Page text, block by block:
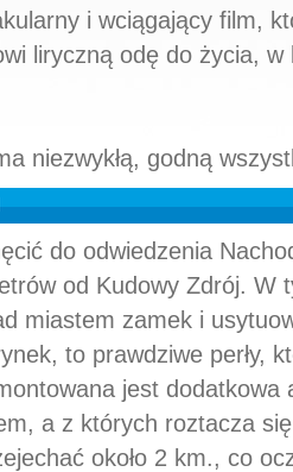
i wciągający film,
liryczną odę do życia, w
niezwykłą, godną
do odwiedzenia
od Kudowy Zdrój. W
miastem zamek i
to prawdziwe perły,
jest dodatkowa
a z których roztacza
około 2 km., co